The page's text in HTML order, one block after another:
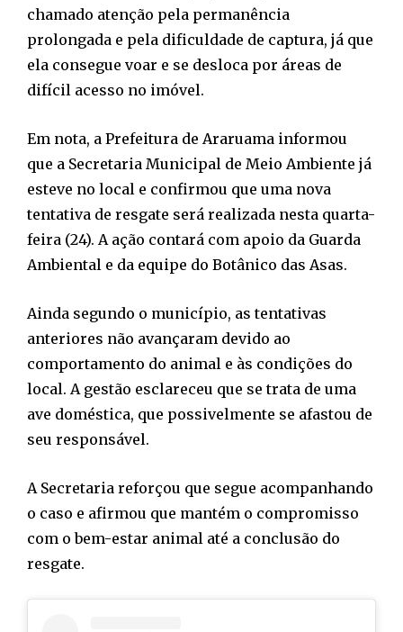
chamado atenção pela permanência
prolongada e pela dificuldade de captura, já que
ela consegue voar e se desloca por áreas de
difícil acesso no imóvel.
Em nota, a Prefeitura de Araruama informou
que a Secretaria Municipal de Meio Ambiente já
esteve no local e confirmou que uma nova
tentativa de resgate será realizada nesta quarta-
feira (24). A ação contará com apoio da Guarda
Ambiental e da equipe do Botânico das Asas.
Ainda segundo o município, as tentativas
anteriores não avançaram devido ao
comportamento do animal e às condições do
local. A gestão esclareceu que se trata de uma
ave doméstica, que possivelmente se afastou de
seu responsável.
A Secretaria reforçou que segue acompanhando
o caso e afirmou que mantém o compromisso
com o bem-estar animal até a conclusão do
resgate.